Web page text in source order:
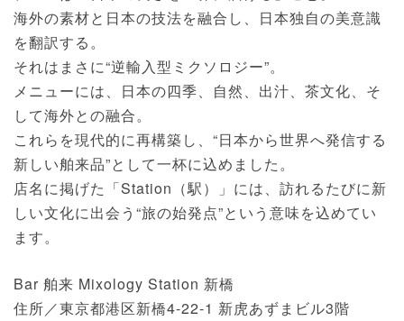
海外の素材と日本の技法を融合し、日本独自の美意識
を翻訳する。
それはまさに“逆輸入型ミクソロジー”。
メニューには、日本の四季、自然、出汁、茶文化、そ
して海外との融合。
これらを現代的に再構築し、“日本から世界へ発信する
新しい舶来品”として一杯に込めました。
店名に掲げた「Station（駅）」には、訪れるたびに新
しい文化に出会う“旅の始発点”という意味を込めてい
ます。
Bar 舶来 Mixology Station 新橋
住所／東京都港区新橋4-22-1 新虎あずまビル3階